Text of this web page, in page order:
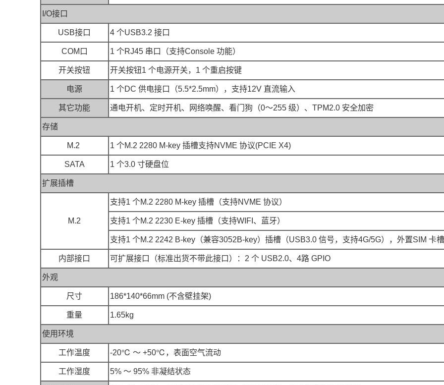
I/O接口
USB接口 4 个USB3.2 接口
COM口 1 个RJ45 串口（支持Console 功能）
开关按钮 开关按钮1 个电源开关，1 个重启按键
电源 1 个DC 供电接口（5.5*2.5mm），支持12V 直流输入
其它功能 通电开机、定时开机、网络唤醒、看门狗（0～255 级）、TPM2.0 安全加密
存储
M.2 1 个M.2 2280 M-key 插槽支持NVME 协议(PCIE X4)
SATA 1 个3.0 寸硬盘位
扩展插槽
M.2
支持1 个M.2 2280 M-key 插槽（支持NVME 协议）
支持1 个M.2 2230 E-key 插槽（支持WIFI、蓝牙）
支持1 个M.2 2242 B-key（兼容3052B-key）插槽（USB3.0 信号，支持4G/5G），外置SIM 卡槽
内部接口 可扩展接口（标准出货不带此接口）：2 个 USB2.0、4路 GPIO
外观
尺寸 186*140*66mm (不含壁挂架)
重量 1.65kg
使用环境
工作温度 -20℃ ～ +50℃，表面空气流动
工作湿度 5% ～ 95% 非凝结状态